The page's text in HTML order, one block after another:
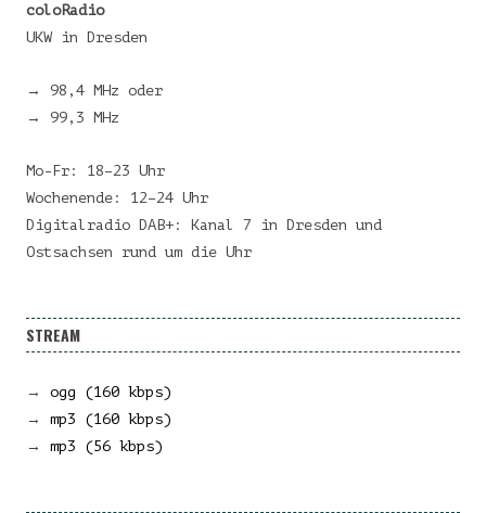
coloRadio
UKW in Dresden
→ 98,4 MHz oder
→ 99,3 MHz
Mo-Fr: 18–23 Uhr
Wochenende: 12–24 Uhr
Digitalradio DAB+: Kanal 7 in Dresden und
Ostsachsen rund um die Uhr
STREAM
→ ogg (160 kbps)
→ mp3 (160 kbps)
→ mp3 (56 kbps)